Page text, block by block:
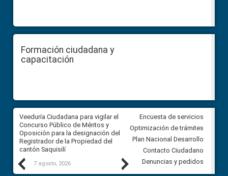
Formación ciudadana y
capacitación
Previous
Veeduría Ciudadana para vigilar el
Concurso Público de Méritos y
Oposición para la designación del
Registrador de la Propiedad del
cantón Saquisilí
7 agosto, 2026
Veeduría Ciudadana para
construcción del asfaltado de
Ballenita del cantón Santa
7 agosto, 2026
Next
Encuesta de servicios
Optimización de trámites
Plan Nacional Desarrollo
Contacto Ciudadano
Denuncias y pedidos